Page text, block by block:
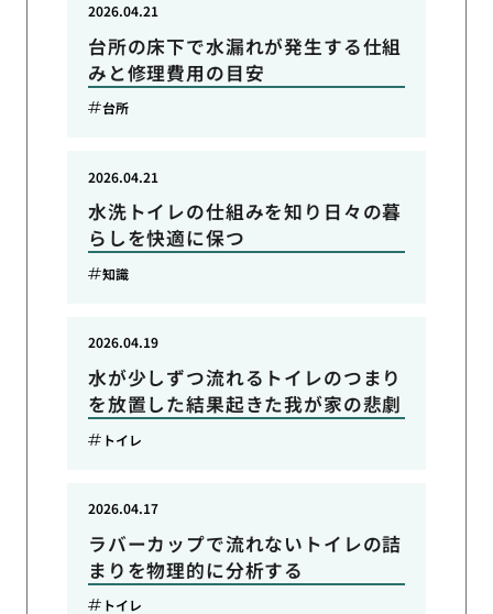
台所の床下で水漏れが発生する仕組
みと修理費用の目安
2026.04.21
台所
水洗トイレの仕組みを知り日々の暮
らしを快適に保つ
2026.04.21
知識
水が少しずつ流れるトイレのつまり
を放置した結果起きた我が家の悲劇
2026.04.19
トイレ
ラバーカップで流れないトイレの詰
まりを物理的に分析する
2026.04.17
トイレ